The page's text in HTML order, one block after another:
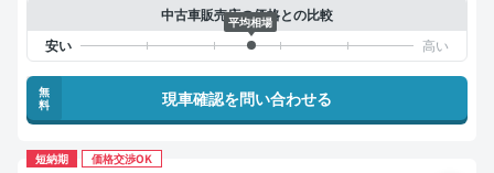
中古車販売店の価格との比較
平均相場
無
料
現車確認を問い合わせる
短納期 価格交渉OK